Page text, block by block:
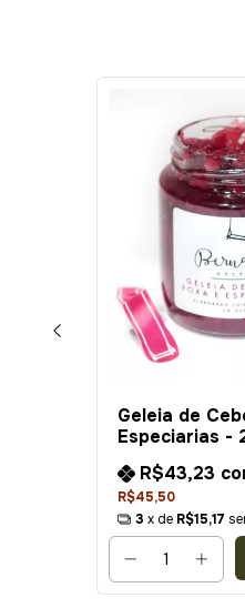
Geleia de
Especiarias -
R$45,50
R$43,23
3 x de R$15,17